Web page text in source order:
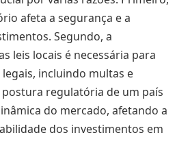
afeta a segurança e a
Segundo, a
leis locais é necessária para
incluindo multas e
postura regulatória de um país
do mercado, afetando a
dos investimentos em